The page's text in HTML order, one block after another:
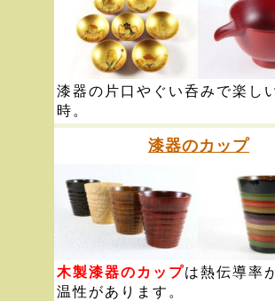
漆器の片口やぐい呑みで楽し
時。
漆器のカップ
木製漆器のカップは熱伝導率
温性があります。